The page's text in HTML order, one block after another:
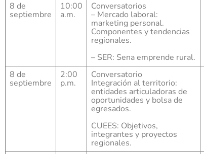
8 de
septiembre
10:00
a.m.
Conversatorios
– Mercado laboral:
marketing personal.
Componentes y tendencias
regionales.
– SER: Sena emprende rural.
8 de
septiembre
2:00
p.m.
Conversatorio
Integración al territorio:
entidades articuladoras de
oportunidades y bolsa de
egresados.
CUEES: Objetivos,
integrantes y proyectos
regionales.